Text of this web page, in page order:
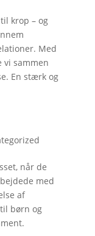
krop – og
Med
vi sammen
En stærk og
når de
med
af
børn og